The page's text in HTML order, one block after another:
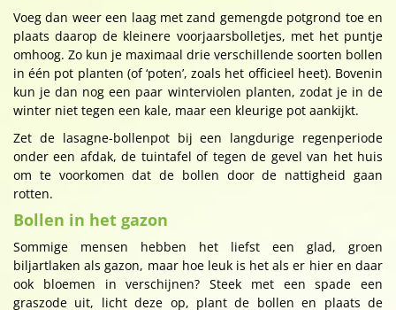
Voeg dan weer een laag met zand gemengde potgrond toe en
plaats daarop de kleinere voorjaarsbolletjes, met het puntje
omhoog. Zo kun je maximaal drie verschillende soorten bollen
in één pot planten (of ‘poten’, zoals het officieel heet). Bovenin
kun je dan nog een paar winterviolen planten, zodat je in de
winter niet tegen een kale, maar een kleurige pot aankijkt.
Zet de lasagne-bollenpot bij een langdurige regenperiode
onder een afdak, de tuintafel of tegen de gevel van het huis
om te voorkomen dat de bollen door de nattigheid gaan
rotten.
Bollen in het gazon
Sommige mensen hebben het liefst een glad, groen
biljartlaken als gazon, maar hoe leuk is het als er hier en daar
ook bloemen in verschijnen? Steek met een spade een
graszode uit, licht deze op, plant de bollen en plaats de